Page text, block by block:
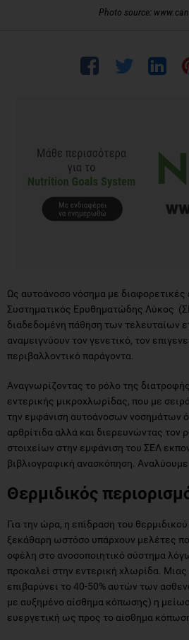
Photo source:
Ως αυτοάνοσο νόσημα με
Συστηματικός Ερυθηματώδης Λύκος
διαδεδομένη πάθηση των τελευταίων
αναμειγνύουν τον γενετικό, τον
περιβαλλοντικό παράγοντα.
Αναγνωρίζοντας το ρόλο της
εντερικής μικροχλωρίδας, που με
την εμφάνιση αυτοάνοσων νοσημάτων
αρθρίτιδα αλλά και διερευνώντας τον
στοιχείων στην εμφάνιση του ΣΕΛ
βιβλιογραφική ανασκόπηση. Αναλύουμε
Θερμιδικός
Για την ώρα, η επίδραση του θερμιδικού
ξεκάθαρη ωστόσο υπάρχουν μελέτες
οφέλη στο ανοσοποιητικό σύστημα
προκαλεί στην εντερική χλωρίδα. Μιας
επιβαρύνει το 40-50% αυτών των
με αυξημένο αίσθημα κόπωσης) η
ευεργετική ως προς το αίσθημα